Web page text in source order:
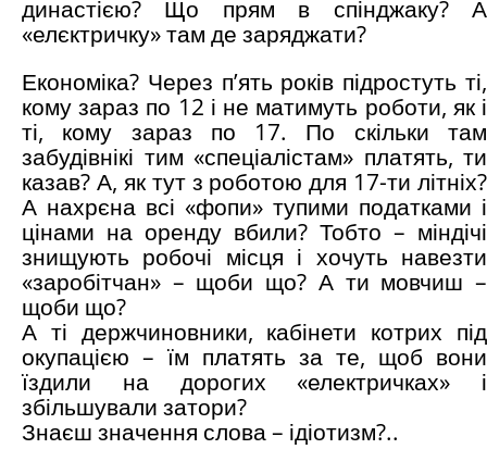
династією? Що прям в спінджаку? А
«елєктричку» там де заряджати?
Економіка? Через п’ять років підростуть ті,
кому зараз по 12 і не матимуть роботи, як і
ті, кому зараз по 17. По скільки там
забудівнікі тим «спеціалістам» платять, ти
казав? А, як тут з роботою для 17-ти літніх?
А нахрєна всі «фопи» тупими податками і
цінами на оренду вбили? Тобто – міндічі
знищують робочі місця і хочуть навезти
«заробітчан» – щоби що? А ти мовчиш –
щоби що?
А ті держчиновники, кабінети котрих під
окупацією – їм платять за те, щоб вони
їздили на дорогих «електричках» і
збільшували затори?
Знаєш значення слова – ідіотизм?..